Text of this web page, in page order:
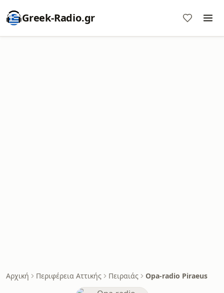
Greek-Radio.gr
Αρχική Περιφέρεια Αττικής Πειραιάς Opa-radio Piraeus